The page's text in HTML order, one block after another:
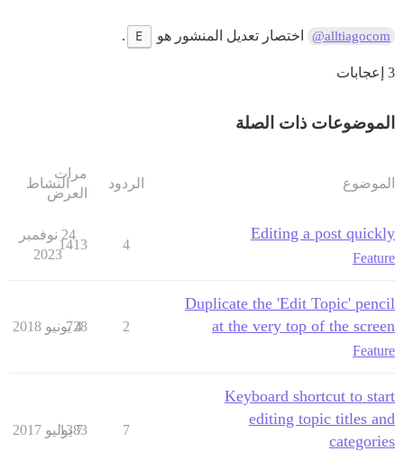
@alltiagocom اختصار تعديل المنشور هو E
.
3 إعجابات
الموضوعات ذات الصلة
الموضوع الردود
مرات
العرض
النشاط
Editing a post quickly
Feature
4
1413
24 نوفمبر
2023
Duplicate the 'Edit Topic' pencil
at the very top of the screen
Feature
2
728
4 يونيو 2018
Keyboard shortcut to start
editing topic titles and
categories
7
1383
7 يوليو 2017